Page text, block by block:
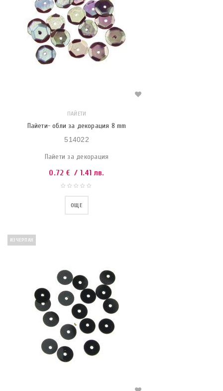
ПАЙЕТИ
Пайети- обли за декорация 8 mm
514022
Пайети за декорация
0.72 € / 1.41 лв.
ОЩЕ
ИЗЧЕРПАН